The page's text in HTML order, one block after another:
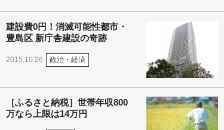
建設費0円！消滅可能性都市・
豊島区 新庁舎建設の奇跡
2015.10.26 政治・経済
［ふるさと納税］世帯年収800
万なら上限は14万円